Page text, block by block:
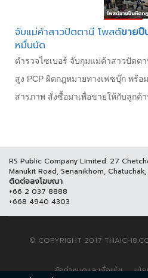
จับแม่ค้าสาวปัตตานี โพสต์ขายปื
หมื่นนัด
ตำรวจไซเบอร์ จับกุมแม่ค้าสาวปัต
สูง PCP ผิดกฎหมายทางเฟซบุ๊ก พร้
สารภาพ สั่งซื้อมาเพื่อขายให้กับลูกค้
RS Public Company Limited. 27
Manukit Road, Senanikhom,
ติดต่อลงโฆษณา
+66 2 037 8888
+668 4940 4303
© COPYRIGHT 2017
ข้อกำหนดและเงื่อนไข นโ